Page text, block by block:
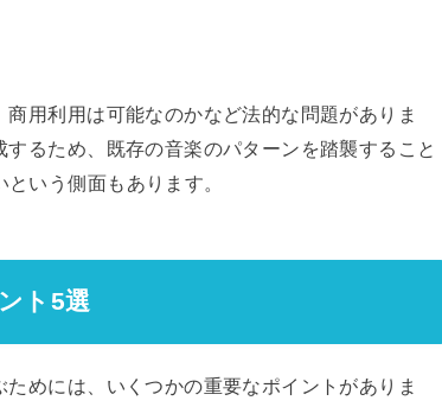
用利用は可能なのかなど法的な問題がありま
るため、既存の音楽のパターンを踏襲すること
いう側面もあります。
ト5選
めには、いくつかの重要なポイントがありま